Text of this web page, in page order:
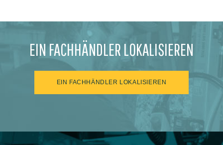
EIN FACHHÄNDLER LOKALISIEREN
EIN FACHHÄNDLER LOKALISIEREN